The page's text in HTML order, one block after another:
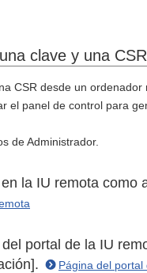
clave y una CSR
CSR desde un ordenador
el panel de control para
de Administrador.
la IU remota como
portal de la IU
Página del portal